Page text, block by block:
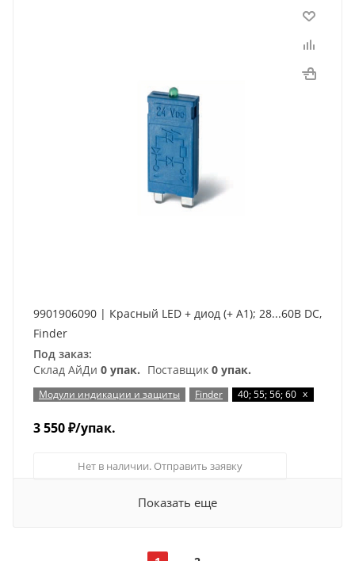
9901906090 | Красный LED + диод (+ A1); 28...60В DC,
Finder
Под заказ:
Склад АйДи 0 упак. Поставщик 0 упак.
Модули индикации и защиты Finder 40; 55; 56; 60 x
3 550₽/упак.
Нет в наличии. Отправить заявку
Показать еще